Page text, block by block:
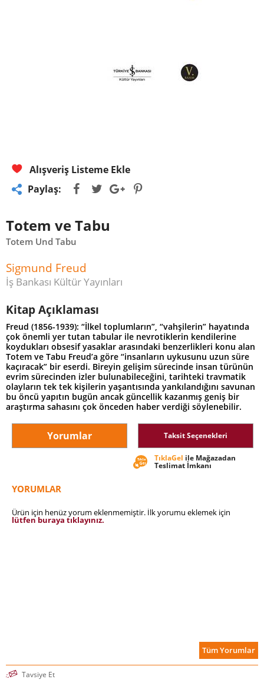
Alışveriş Listeme Ekle
Paylaş:
Totem ve Tabu
Totem Und Tabu
Sigmund Freud
İş Bankası Kültür Yayınları
Kitap Açıklaması
Freud (1856-1939): “İlkel toplumların”, “vahşilerin” hayatında
çok önemli yer tutan tabular ile nevrotiklerin kendilerine
koydukları obsesif yasaklar arasındaki benzerlikleri konu alan
Totem ve Tabu Freud’a göre “insanların uykusunu uzun süre
kaçıracak” bir eserdi. Bireyin gelişim sürecinde insan türünün
evrim sürecinden izler bulunabileceğini, tarihteki travmatik
olayların tek tek kişilerin yaşantısında yankılandığını savunan
bu öncü yapıtın bugün ancak güncellik kazanmış geniş bir
araştırma sahasını çok önceden haber verdiği söylenebilir.
Yorumlar Taksit Seçenekleri
TıklaGel ile Mağazadan
Teslimat İmkanı
YORUMLAR
Ürün için henüz yorum eklenmemiştir. İlk yorumu eklemek için
lütfen buraya tıklayınız.
Tüm Yorumlar
Tavsiye Et